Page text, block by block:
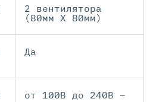
2 вентилятора
(80мм X 80мм)
Да
от 100В до 240В ~